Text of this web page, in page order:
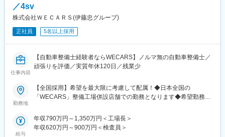
／4sv
株式会社ＷＥＣＡＲＳ(伊藤忠グループ)
正社員 5名以上採用
仕事内容
【自動車整備士経験者ならWECARS】ノルマ無の自動車整備士／
頑張りを評価／実質年休120日／残業少
勤務地
【全国採用】希望を最大限に考慮して配属！◆日本全国の
「WECARS」整備工場併設店舗での勤務となります◆希望勤務地
OK／駐車場を完備＼面接は『希望勤務地』で実施します／面接時
には職場見学を実施しています。実際の作業環境や現場の雰囲気
をご覧いただき、納得したうえでご判断いただけます。＜募集地
給与
年収790万円～1,350万円＜工場長＞
年収620万円～900万円＜検査員＞